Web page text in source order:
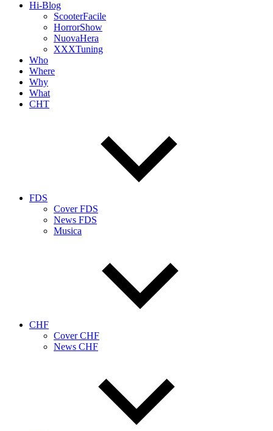
Hi-Blog
ScooterFacile
HorrorShow
NuovaHera
XXXTuning
Who
Where
Why
What
CHT
FDS
Cover FDS
News FDS
Musica
CHF
Cover CHF
News CHF